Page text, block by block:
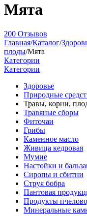
Мята
200 Отзывов
Главная/Каталог/
плоды/Мята
Категории
Категории
Здоровье
Природные
Травы, корни,
Травяные сборы
Фиточаи
Грибы
Каменное масло
Живица кедровая
Мумие
Настойки и
Сиропы и сбитни
Струя бобра
Пантовая
Продукты
Минеральные